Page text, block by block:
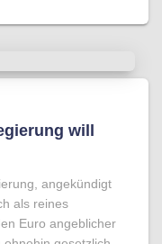
will
angekündigt
als reines
Euro angeblicher